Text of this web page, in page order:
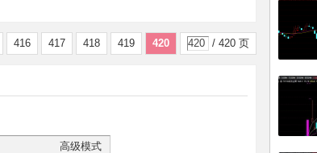
416 417 418 419 420 / 420 页
高级模式